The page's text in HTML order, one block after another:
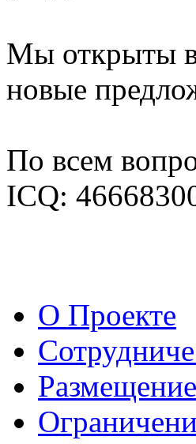
Мы открыты
новые
По всем
ICQ:
О Проекте